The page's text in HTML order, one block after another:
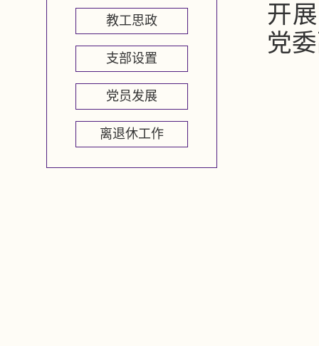
教工思政
支部设置
党员发展
离退休工作
开
党